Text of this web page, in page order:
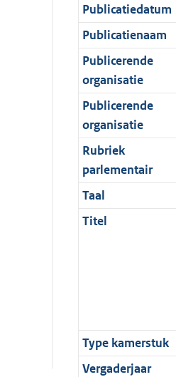
Publicatiedatum
Publicatienaam
Publicerende
organisatie
Publicerende
organisatie
Rubriek
parlementair
Taal
Titel
Type kamerstuk
Vergaderjaar